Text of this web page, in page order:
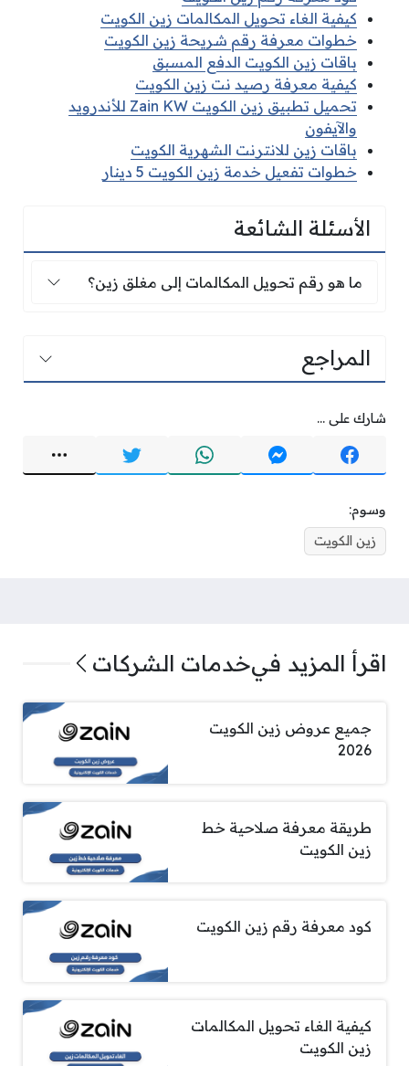
كيفية الغاء تحويل المكالمات زين الكويت
خطوات معرفة رقم شريحة زين الكويت
باقات زين الكويت الدفع المسبق
كيفية معرفة رصيد نت زين الكويت
تحميل تطبيق زين الكويت Zain KW للأندرويد
والآيفون
باقات زين للانترنت الشهرية الكويت
خطوات تفعيل خدمة زين الكويت 5 دينار
الأسئلة الشائعة
ما هو رقم تحويل المكالمات إلى مغلق زين؟
ما هو رقم تحويل المكالمات إلى مغلق زين؟
المراجع
شارك على ...
وسوم:
زين الكويت
اقرأ المزيد فيخدمات الشركات
جميع عروض زين الكويت
2026
طريقة معرفة صلاحية خط
زين الكويت
كود معرفة رقم زين الكويت
كيفية الغاء تحويل المكالمات
زين الكويت